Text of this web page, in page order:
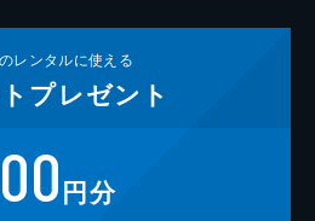
レンタルに使える
プレゼント
円分